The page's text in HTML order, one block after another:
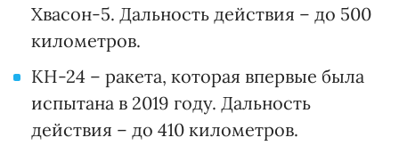
Хвасон-5. Дальность действия – до 500
километров.
КН-24 – ракета, которая впервые была
испытана в 2019 году. Дальность
действия – до 410 километров.